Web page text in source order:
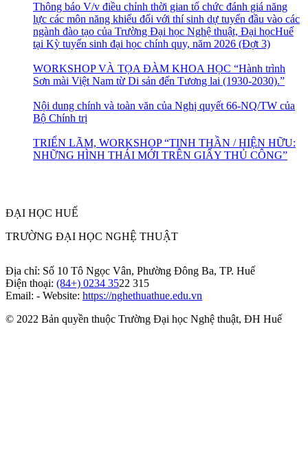
Thông báo V/v điều chỉnh thời gian tổ chức đánh giá năng
lực các môn năng khiếu đối với thí sinh dự tuyển đầu vào các
ngành đào tạo của Trường Đại học Nghệ thuật, Đại họcHuế
tại Kỳ tuyển sinh đại học chính quy, năm 2026 (Đợt 3)
WORKSHOP VÀ TỌA ĐÀM KHOA HỌC “Hành trình
Sơn mài Việt Nam từ Di sản đến Tương lai (1930-2030).”
Nội dung chính và toàn văn của Nghị quyết 66-NQ/TW của
Bộ Chính trị
TRIỂN LÃM, WORKSHOP “TINH THẦN / HIỆN HỮU:
NHỮNG HÌNH THÁI MỚI TRÊN GIẤY THỦ CÔNG”
ĐẠI HỌC HUẾ
TRƯỜNG ĐẠI HỌC NGHỆ THUẬT
Địa chỉ: Số 10 Tô Ngọc Vân, Phường Đông Ba, TP. Huế
Điện thoại: (84+) 0234 3522 315
Email: - Website: https://nghethuathue.edu.vn
© 2022 Bản quyền thuộc Trường Đại học Nghệ thuật, ĐH Huế